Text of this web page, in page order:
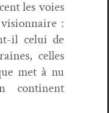
les voies
:
il celui de
celles
met à nu
con­ti­nent